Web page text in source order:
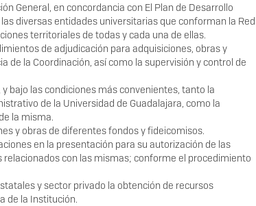
General, en concordancia con El Plan de Desarrollo
diversas entidades universitarias que conforman la Red
territoriales de todas y cada una de ellas.
de adjudicación para adquisiciones, obras y
de la Coordinación, así como la supervisión y control de
bajo las condiciones más convenientes, tanto la
de la Universidad de Guadalajara, como la
la misma.
y obras de diferentes fondos y fideicomisos.
en la presentación para su autorización de las
con las mismas; conforme el procedimiento
y sector privado la obtención de recursos
de la Institución.